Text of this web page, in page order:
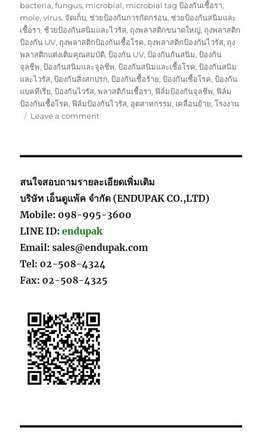
bacteria,fungus, microbial, microbial tag ป้องกันเชื้อรา,
mole,virus, จัดเก็บ, ช่วยป้องกันการกัดกร่อน, ช่วยป้องกันสนิมและ
เชื้อรา, ช้วยป้องกันสนิมและไวรัส, ถุงพลาสติกขนาดใหญ่, ถุงพลาสติก
ป้องกัน UV, ถุงพลาสติกป้องกันเชื้อโรค, ถุงพลาสติกป้องกันไวรัส, ถุง
พลาสติกแต่งเติมคุณสมบัติ,ป้องกัน UV,ป้องกันกันสนิม,ป้องกัน
จุลชีพ,ป้องกันสนิมและจุลชีพ,ป้องกันสนิมและเชื้อโรค,ป้องกันสนิม
และไวรัส,ป้องกันสิ่งสกปรก,ป้องกันเชื้อร้าย,ป้องกันเชื้อโรค,ป้องกัน
แบคทีเรีย,ป้องกันไวรัส,พลาสติกันเชื้อรา, ฟิล์มป้องกันจุลชีพ, ฟิล์ม
ป้องกันเชื้อโรค, ฟิล์มป้องกันไวรัส, อุตสาหกรรม, เคลื่อนย้าย,โรงงาน
Leave a commenton
ที่รัก
ใน
เรียบ
ง่าย
ดูแล
หนัง
(มี
กลิ่น
หอม)
สนใจสอบถามรายละเอียดเพิ่มเติม
บริษัท เอ็นดูแพ้ค จำกัด (ENDUPAK CO.,LTD)
Mobile: 098-995-3600
LINE ID:endupak
Email: sales@endupak.com
Tel: 02-508-4324
Fax: 02-508-4325